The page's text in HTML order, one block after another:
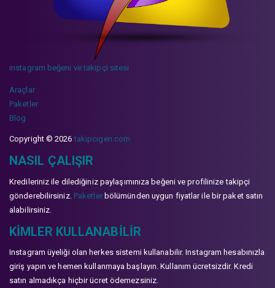
instagram beğeni ve takipçi sitesi
Araçlar
Paketler
Blog
Copyright © 2026takipcigen.com
NASIL ÇALIŞIR
Kredileriniz ile dilediğiniz paylaşımınıza beğeni ve profilinize takipçi
gönderebilirsiniz. Paketlerbölümünden uygun fiyatlar ile bir paket satın
alabilirsiniz.
KIMLER KULLANABILIR
Instagram üyeliği olan herkes sistemi kullanabilir. Instagram hesabınızla
giriş yapın ve hemen kullanmaya başlayın. Kullanım ücretsizdir. Kredi
satın almadıkça hiçbir ücret ödemezsiniz.